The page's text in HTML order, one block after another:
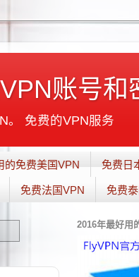
账号和
。 免费的VPN服务
的免费美国VPN 免费日
免费法国VPN 免费
2016年最好用